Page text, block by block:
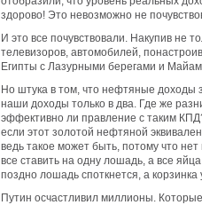
здорово! Это невозможно не
И это все почувствовали. Накупив не
телевизоров, автомобилей,
Египты с Лазурными берегами и
Но штука в том, что нефтяные доходы
наши доходы только в два. Где же
эффективно ли правление с таким
если этот золотой нефтяной
ведь такое может быть, потому что
все ставить на одну лошадь, а все
поздно лошадь споткнется, а корзинка
Путин осчастливил миллионы.